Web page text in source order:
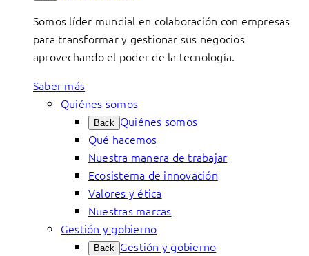
Somos líder mundial en colaboración con empresas
para transformar y gestionar sus negocios
aprovechando el poder de la tecnología.
Saber más
Quiénes somos
Back Quiénes somos
Qué hacemos
Nuestra manera de trabajar
Ecosistema de innovación
Valores y ética
Nuestras marcas
Gestión y gobierno
Back Gestión y gobierno